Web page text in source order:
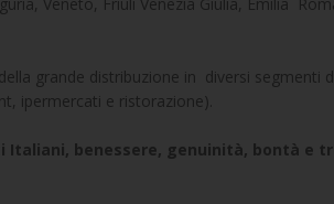
grande distribuzione in diversi segmenti
ipermercati e ristorazione).
benessere, genuinità, bontà e